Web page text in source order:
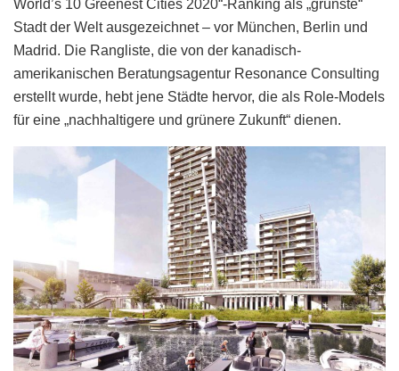
World’s 10 Greenest Cities 2020“-Ranking als „grünste“
Stadt der Welt ausgezeichnet – vor München, Berlin und
Madrid. Die Rangliste, die von der kanadisch-
amerikanischen Beratungsagentur Resonance Consulting
erstellt wurde, hebt jene Städte hervor, die als Role-Models
für eine „nachhaltigere und grünere Zukunft“ dienen.